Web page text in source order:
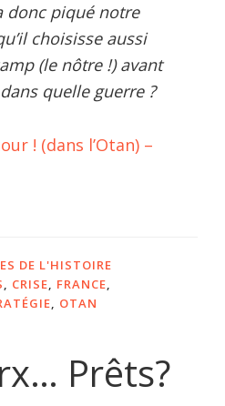
donc piqué notre
choisisse aussi
(le nôtre !) avant
quelle guerre ?
! (dans l’Otan) –
DE L'HISTOIRE
, CRISE, FRANCE,
, OTAN
Prêts?